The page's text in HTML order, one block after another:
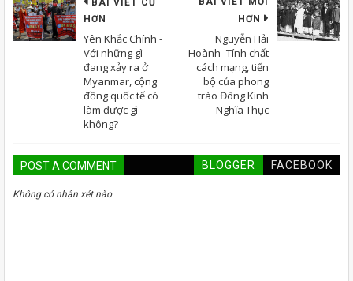
HƠN
Nguyễn Hải
Hoành -Tính chất
cách mạng, tiến
bộ của phong
trào Đông Kinh
Nghĩa Thục
BÀI VIẾT CŨ
HƠN
Yên Khắc Chính -
Với những gì
đang xảy ra ở
Myanmar, cộng
đồng quốc tế có
làm được gì
không?
POST A COMMENT BLOGGER FACEBOOK
Không có nhận xét nào